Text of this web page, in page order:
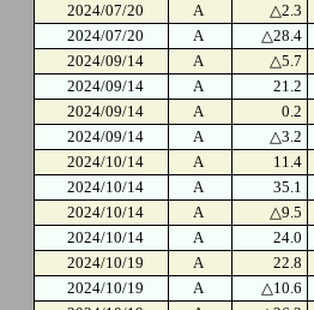
2024/07/20
A △2.3
2024/07/20
A △28.4
2024/09/14
A △5.7
2024/09/14
A 21.2
2024/09/14
A 0.2
2024/09/14
A △3.2
2024/10/14
A 11.4
2024/10/14
A 35.1
2024/10/14
A △9.5
2024/10/14
A 24.0
2024/10/19
A 22.8
2024/10/19
A △10.6